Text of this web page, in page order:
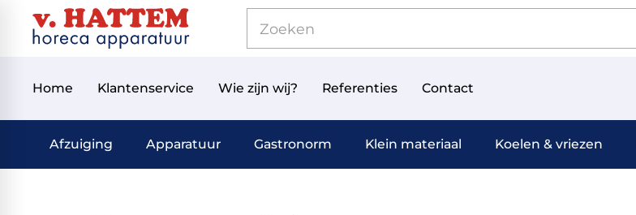
Home Klantenservice Wie zijn wij? Referenties Contact
Afzuiging Apparatuur Gastronorm Klein materiaal Koelen & vriezen